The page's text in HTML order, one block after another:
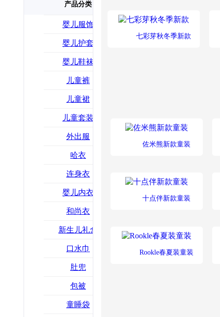
产品分类
婴儿服饰
婴儿护套
婴儿鞋袜
儿童裤
儿童裙
儿童套装
外出服
哈衣
连身衣
婴儿内衣
和尚衣
新生儿礼盒
口水巾
肚兜
包被
童睡袋
七彩芽秋冬季新款
佐米熊新款童装
十点伴新款童装
Rookle春夏装童装